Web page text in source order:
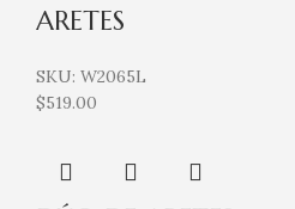
ARETES
SKU: W2065L
$519.00